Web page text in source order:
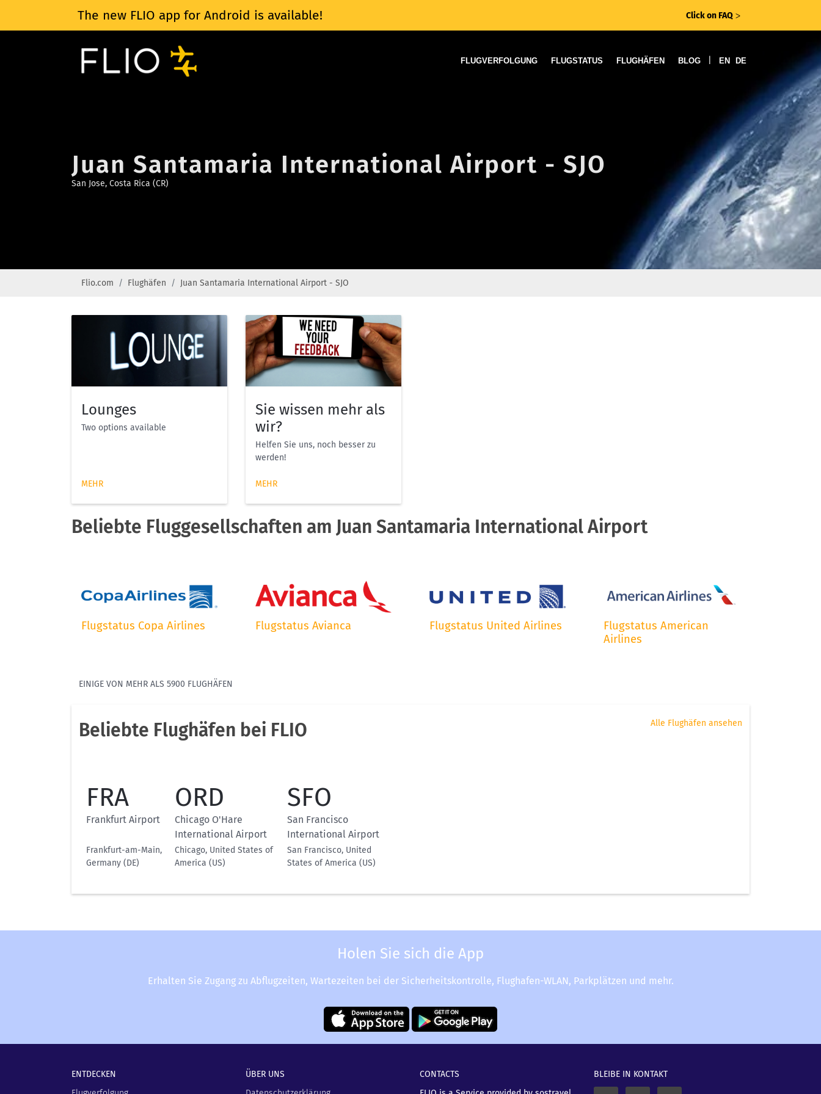
The new FLIO app for Android is available! Click on FAQ ᐳ
FLUGVERFOLGUNG FLUGSTATUS FLUGHÄFEN BLOG EN DE
Juan Santamaria International Airport - SJO
San Jose, Costa Rica (CR)
Flio.com Flughäfen Juan Santamaria International Airport - SJO
Lounges
Two options available
MEHR
Sie wissen mehr als
wir?
Helfen Sie uns, noch besser zu
werden!
MEHR
Beliebte Fluggesellschaften am Juan Santamaria International Airport
Flugstatus Copa Airlines Flugstatus Avianca Flugstatus United Airlines
Flugstatus American
Airlines
EINIGE VON MEHR ALS 5900 FLUGHÄFEN
Alle Flughäfen ansehen
Beliebte Flughäfen bei FLIO
FRA
Frankfurt Airport
Frankfurt-am-Main,
Germany (DE)
ORD
Chicago O'Hare
International Airport
Chicago, United States of
America (US)
SFO
San Francisco
International Airport
San Francisco, United
States of America (US)
Holen Sie sich die App
Erhalten Sie Zugang zu Abflugzeiten, Wartezeiten bei der Sicherheitskontrolle, Flughafen-WLAN, Parkplätzen und mehr.
ENTDECKEN
ÜBER UNS
CONTACTS
BLEIBE IN KONTAKT